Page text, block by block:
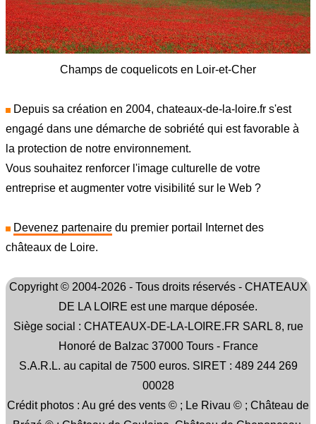
Champs de coquelicots en Loir-et-Cher
Depuis sa création en 2004, chateaux-de-la-loire.fr s'est
engagé dans une démarche de sobriété qui est favorable à
la protection de notre environnement.
Vous souhaitez renforcer l'image culturelle de votre
entreprise et augmenter votre visibilité sur le Web ?
Devenez partenaire du premier portail Internet des
châteaux de Loire.
Copyright © 2004-2026 - Tous droits réservés - CHATEAUX
DE LA LOIRE est une marque déposée.
Siège social : CHATEAUX-DE-LA-LOIRE.FR SARL 8, rue
Honoré de Balzac 37000 Tours - France
S.A.R.L. au capital de 7500 euros. SIRET : 489 244 269
00028
Crédit photos : Au gré des vents © ; Le Rivau © ; Château de